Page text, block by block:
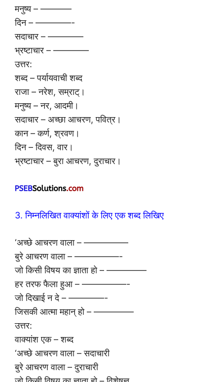
मनुष्य – ———–
दिन – ————-
सदाचार – ————
भ्रष्टाचार – ————
उत्तर:
शब्द – पर्यायवाची शब्द
राजा – नरेश, सम्राट्।
मनुष्य – नर, आदमी।
सदाचार – अच्छा आचरण, पवित्र।
कान – कर्ण, श्रवण।
दिन – दिवस, वार।
भ्रष्टाचार – बुरा आचरण, दुराचार।
3. निम्नलिखित वाक्यांशों के लिए एक शब्द लिखिए
‘अच्छे आचरण वाला – —————
बुरे आचरण वाला – —————-
जो किसी विषय का ज्ञाता हो – ————–
हर तरफ फैला हुआ – —————-
जो दिखाई न दे – ————-
जिसकी आत्मा महान् हो – ————–
उत्तर:
वाक्यांश एक – शब्द
‘अच्छे आचरण वाला – सदाचारी
बुरे आचरण वाला – दुराचारी